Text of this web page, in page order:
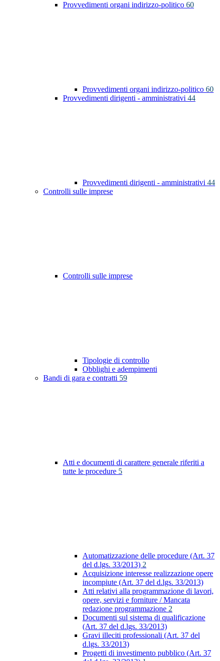
Provvedimenti organi indirizzo-politico 60
Provvedimenti organi indirizzo-politico 60
Provvedimenti dirigenti - amministrativi 44
Provvedimenti dirigenti - amministrativi 44
Controlli sulle imprese
Controlli sulle imprese
Tipologie di controllo
Obblighi e adempimenti
Bandi di gara e contratti 59
Atti e documenti di carattere generale riferiti a
tutte le procedure 5
Automatizzazione delle procedure (Art. 37
del d.lgs. 33/2013) 2
Acquisizione interesse realizzazione opere
incompiute (Art. 37 del d.lgs. 33/2013)
Atti relativi alla programmazione di lavori,
opere, servizi e forniture / Mancata
redazione programmazione 2
Documenti sul sistema di qualificazione
(Art. 37 del d.lgs. 33/2013)
Gravi illeciti professionali (Art. 37 del
d.lgs. 33/2013)
Progetti di investimento pubblico (Art. 37